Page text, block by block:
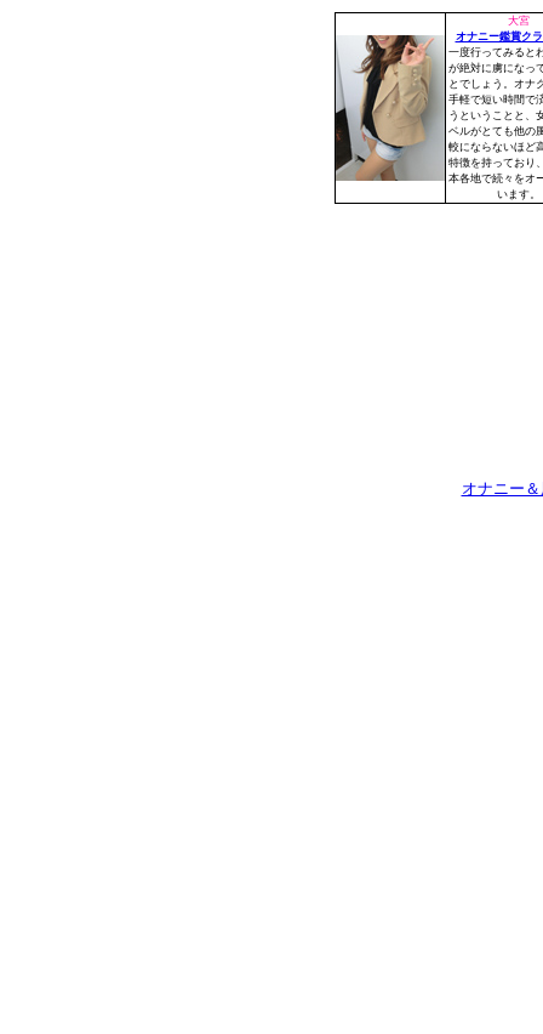
大宮
オナニー鑑賞ク
一度行ってみると
が絶対に虜になっ
とでしょう。オナ
手軽で短い時間で
うということと、
ベルがとても他の
較にならないほど
特徴を持っており
本各地で続々をオ
います。
オナニー